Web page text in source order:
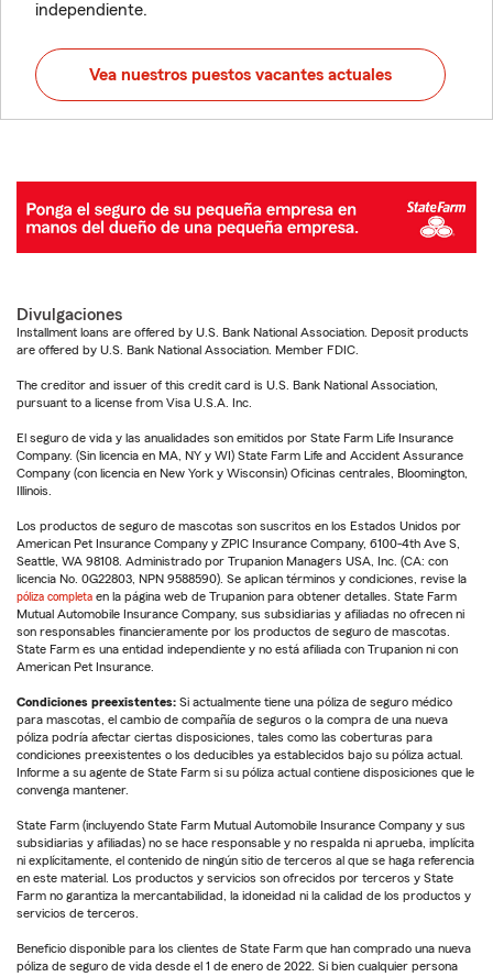
independiente.
Vea nuestros puestos vacantes actuales
Divulgaciones
Installment loans are offered by U.S. Bank National Association. Deposit products
are offered by U.S. Bank National Association. Member FDIC.
The creditor and issuer of this credit card is U.S. Bank National Association,
pursuant to a license from Visa U.S.A. Inc.
El seguro de vida y las anualidades son emitidos por State Farm Life Insurance
Company. (Sin licencia en MA, NY y WI) State Farm Life and Accident Assurance
Company (con licencia en New York y Wisconsin) Oficinas centrales, Bloomington,
Illinois.
Los productos de seguro de mascotas son suscritos en los Estados Unidos por
American Pet Insurance Company y ZPIC Insurance Company, 6100-4th Ave S,
Seattle, WA 98108. Administrado por Trupanion Managers USA, Inc. (CA: con
licencia No. 0G22803, NPN 9588590). Se aplican términos y condiciones, revise la
póliza completa en la página web de Trupanion para obtener detalles. State Farm
Mutual Automobile Insurance Company, sus subsidiarias y afiliadas no ofrecen ni
son responsables financieramente por los productos de seguro de mascotas.
State Farm es una entidad independiente y no está afiliada con Trupanion ni con
American Pet Insurance.
Condiciones preexistentes: Si actualmente tiene una póliza de seguro médico
para mascotas, el cambio de compañía de seguros o la compra de una nueva
póliza podría afectar ciertas disposiciones, tales como las coberturas para
condiciones preexistentes o los deducibles ya establecidos bajo su póliza actual.
Informe a su agente de State Farm si su póliza actual contiene disposiciones que le
convenga mantener.
State Farm (incluyendo State Farm Mutual Automobile Insurance Company y sus
subsidiarias y afiliadas) no se hace responsable y no respalda ni aprueba, implícita
ni explícitamente, el contenido de ningún sitio de terceros al que se haga referencia
en este material. Los productos y servicios son ofrecidos por terceros y State
Farm no garantiza la mercantabilidad, la idoneidad ni la calidad de los productos y
servicios de terceros.
Beneficio disponible para los clientes de State Farm que han comprado una nueva
póliza de seguro de vida desde el 1 de enero de 2022. Si bien cualquier persona